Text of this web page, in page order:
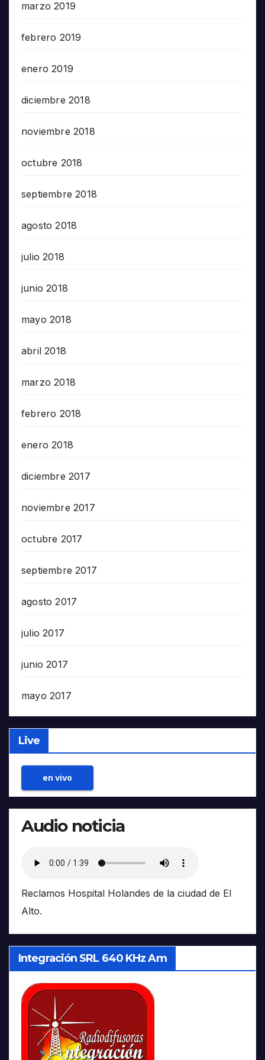
marzo 2019
febrero 2019
enero 2019
diciembre 2018
noviembre 2018
octubre 2018
septiembre 2018
agosto 2018
julio 2018
junio 2018
mayo 2018
abril 2018
marzo 2018
febrero 2018
enero 2018
diciembre 2017
noviembre 2017
octubre 2017
septiembre 2017
agosto 2017
julio 2017
junio 2017
mayo 2017
Live
en vivo
Audio noticia
Reclamos Hospital Holandes de la ciudad de El
Alto.
Integración SRL 640 KHz Am